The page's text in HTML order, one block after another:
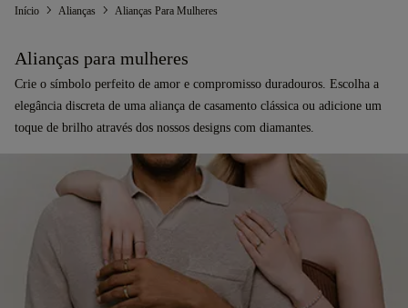
Início Alianças Alianças Para Mulheres
Alianças para mulheres
Crie o símbolo perfeito de amor e compromisso duradouros. Escolha a
elegância discreta de uma aliança de casamento clássica ou adicione um
toque de brilho através dos nossos designs com diamantes.